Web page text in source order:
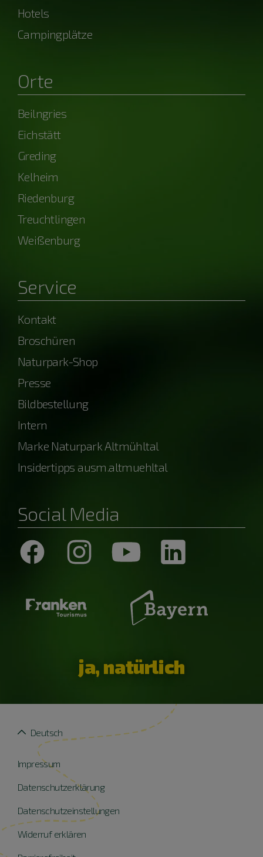
Hotels
Campingplätze
Orte
Beilngries
Eichstätt
Greding
Kelheim
Riedenburg
Treuchtlingen
Weißenburg
Service
Kontakt
Broschüren
Naturpark-Shop
Presse
Bildbestellung
Intern
Marke Naturpark Altmühltal
Insidertipps ausm.altmuehltal
Social Media
ja, natürlich
Impressum
Datenschutzerklärung
Datenschutzeinstellungen
Widerruf erklären
Deutsch